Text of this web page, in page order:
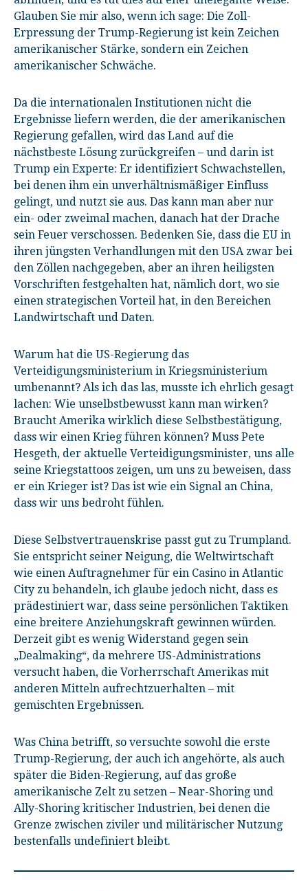
Glauben Sie mir also, wenn ich sage: Die Zoll-
Erpressung der Trump-Regierung ist kein Zeichen
amerikanischer Stärke, sondern ein Zeichen
amerikanischer Schwäche.
Da die internationalen Institutionen nicht die
Ergebnisse liefern werden, die der amerikanischen
Regierung gefallen, wird das Land auf die
nächstbeste Lösung zurückgreifen – und darin ist
Trump ein Experte: Er identifiziert Schwachstellen,
bei denen ihm ein unverhältnismäßiger Einfluss
gelingt, und nutzt sie aus. Das kann man aber nur
ein- oder zweimal machen, danach hat der Drache
sein Feuer verschossen. Bedenken Sie, dass die EU in
ihren jüngsten Verhandlungen mit den USA zwar bei
den Zöllen nachgegeben, aber an ihren heiligsten
Vorschriften festgehalten hat, nämlich dort, wo sie
einen strategischen Vorteil hat, in den Bereichen
Landwirtschaft und Daten.
Warum hat die US-Regierung das
Verteidigungsministerium in Kriegsministerium
umbenannt? Als ich das las, musste ich ehrlich gesagt
lachen: Wie unselbstbewusst kann man wirken?
Braucht Amerika wirklich diese Selbstbestätigung,
dass wir einen Krieg führen können? Muss Pete
Hesgeth, der aktuelle Verteidigungsminister, uns alle
seine Kriegstattoos zeigen, um uns zu beweisen, dass
er ein Krieger ist? Das ist wie ein Signal an China,
dass wir uns bedroht fühlen.
Diese Selbstvertrauenskrise passt gut zu Trumpland.
Sie entspricht seiner Neigung, die Weltwirtschaft
wie einen Auftragnehmer für ein Casino in Atlantic
City zu behandeln, ich glaube jedoch nicht, dass es
prädestiniert war, dass seine persönlichen Taktiken
eine breitere Anziehungskraft gewinnen würden.
Derzeit gibt es wenig Widerstand gegen sein
„Dealmaking“, da mehrere US-Administrations
versucht haben, die Vorherrschaft Amerikas mit
anderen Mitteln aufrechtzuerhalten – mit
gemischten Ergebnissen.
Was China betrifft, so versuchte sowohl die erste
Trump-Regierung, der auch ich angehörte, als auch
später die Biden-Regierung, auf das große
amerikanische Zelt zu setzen – Near-Shoring und
Ally-Shoring kritischer Industrien, bei denen die
Grenze zwischen ziviler und militärischer Nutzung
bestenfalls undefiniert bleibt.